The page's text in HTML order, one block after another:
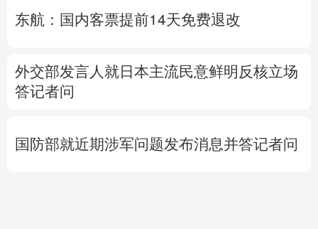
东航：国内客票提前14天免费退改
外交部发言人就日本主流民意鲜明反核立场
答记者问
国防部就近期涉军问题发布消息并答记者问